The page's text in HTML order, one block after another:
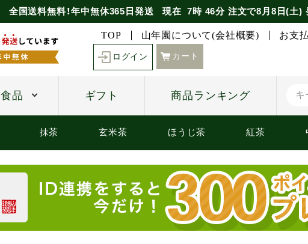
全国送料無料！年中無休365日発送 現在 7時 46分注文で8月8日(土)
TOP 山年園について(会社概要) お支
ログイン カート
食品 ギフト 商品ランキング
抹茶 玄米茶 ほうじ茶 紅茶